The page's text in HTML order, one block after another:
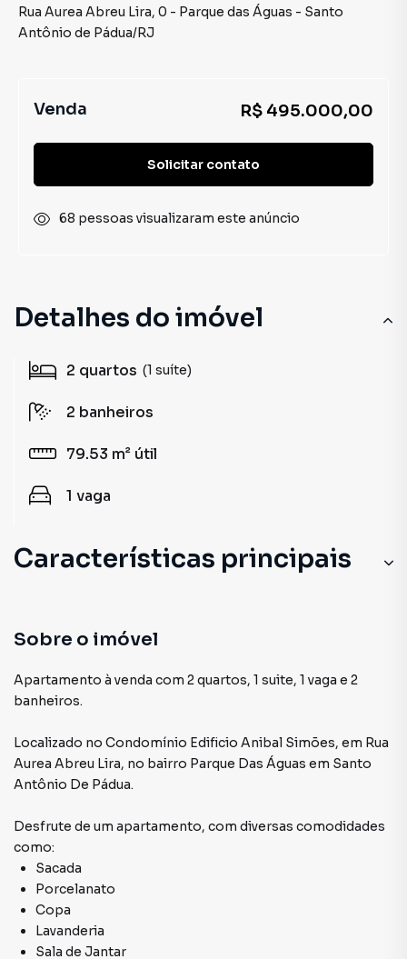
Detalhes do imóvel
2 quartos (1 suíte)
2 banheiros
79.53 m² útil
1 vaga
Características principais
Sobre o imóvel
Apartamento à venda com 2 quartos, 1 suite, 1 vaga e 2
banheiros.
Localizado no Condomínio Edificio Anibal Simões, em Rua
Aurea Abreu Lira, no bairro Parque Das Águas em Santo
Antônio De Pádua.
Desfrute de um apartamento, com diversas comodidades
como:
Sacada
Porcelanato
Copa
Lavanderia
Sala de Jantar
Rua Aurea Abreu Lira, 0 - Parque das Águas - Santo
Antônio de Pádua/RJ
Venda R$ 495.000,00
Solicitar contato
68 pessoas visualizaram este anúncio